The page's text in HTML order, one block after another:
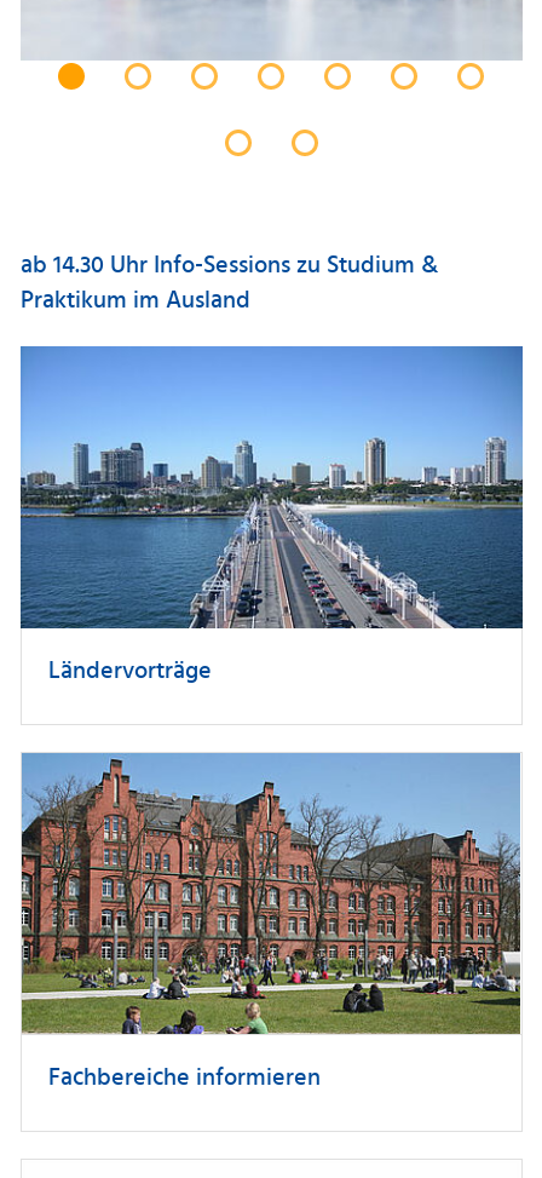
ab 14.30 Uhr Info-Sessions zu Studium &
Praktikum im Ausland
Ländervorträge
Fachbereiche informieren